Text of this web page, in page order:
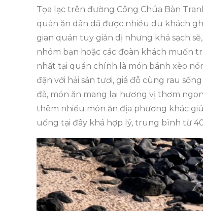
Tọa lạc trên đường Công Chúa Bàn
quán ăn dân dã được nhiều du khách
gian quán tuy giản dị nhưng khá sạch
nhóm bạn hoặc các đoàn khách muốn
nhất tại quán chính là món bánh xèo
đặn với hải sản tươi, giá đỗ cùng rau
đà, món ăn mang lại hương vị thơm
thêm nhiều món ăn địa phương khác
uống tại đây khá hợp lý, trung bình từ